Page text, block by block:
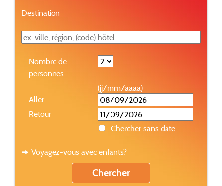
Destination
Nombre de
personnes
(jj/mm/aaaa)
Aller
Retour
Chercher sans date
Voyagez-vous avec enfants?